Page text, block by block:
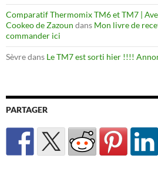
Comparatif Thermomix TM6 et TM7 |
Cookeo de Zazoun dans Mon livre de
commander ici
Sèvredans Le TM7 est sorti hier !!!!
PARTAGER